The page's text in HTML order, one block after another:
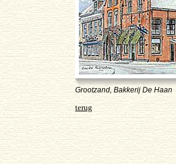
Grootzand, Bakkerij De Haan
terug